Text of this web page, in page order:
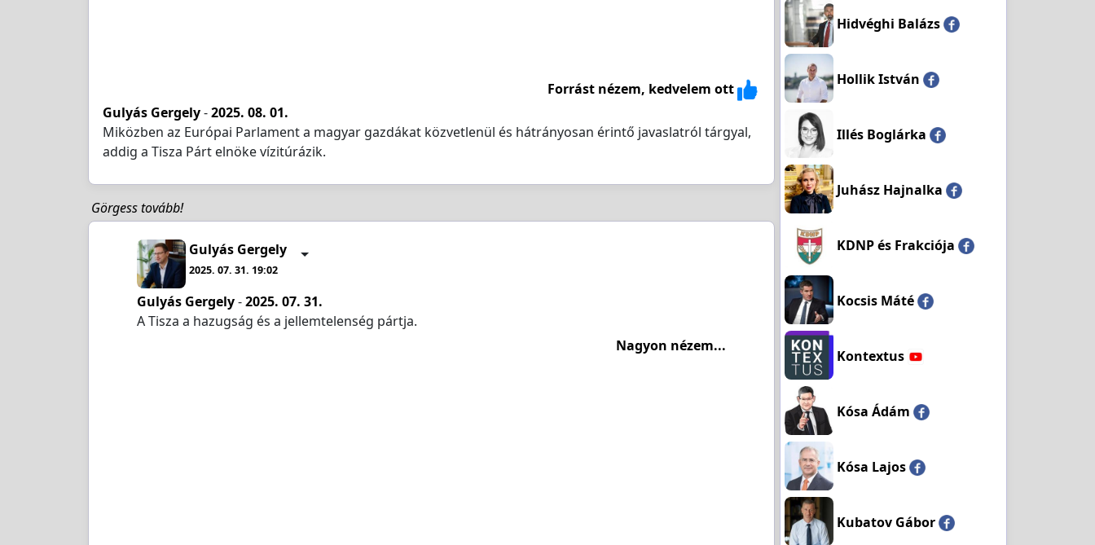
Forrást nézem, kedvelem ott
Gulyás Gergely-2025. 08. 01.
Miközben az Európai Parlament a magyar gazdákat közvetlenül és hátrányosan érintő javaslatról tárgyal,
addig a Tisza Párt elnöke vízitúrázik.
Görgess tovább!
Gulyás Gergely
2025. 07. 31. 19:02
Gulyás Gergely-2025. 07. 31.
A Tisza a hazugság és a jellemtelenség pártja.
Nagyon nézem...
Hidvéghi Balázs
Hollik István
Illés Boglárka
Juhász Hajnalka
KDNP és Frakciója
Kocsis Máté
Kontextus
Kósa Ádám
Kósa Lajos
Kubatov Gábor